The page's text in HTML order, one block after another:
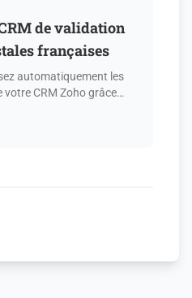
de validation
françaises
automatiquement les
CRM Zoho grâce